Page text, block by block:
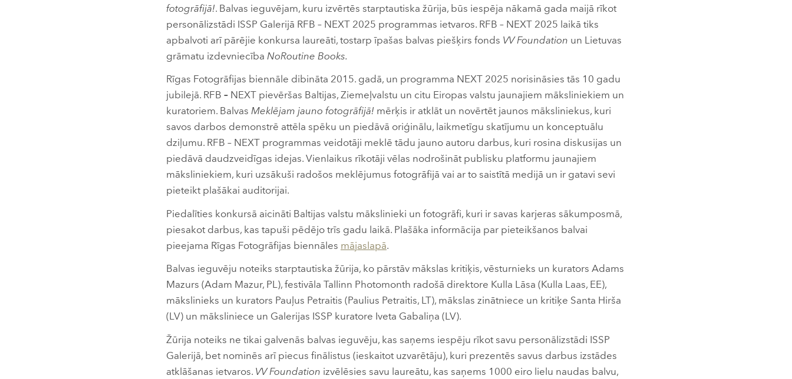
fotogrāfijā!. Balvas ieguvējam, kuru izvērtēs starptautiska žūrija, būs iespēja nākamā gada maijā rīkot
personālizstādi ISSP Galerijā RFB – NEXT 2025 programmas ietvaros. RFB – NEXT 2025 laikā tiks
apbalvoti arī pārējie konkursa laureāti, tostarp īpašas balvas piešķirs fonds VV Foundation un Lietuvas
grāmatu izdevniecība NoRoutine Books.
Rīgas Fotogrāfijas biennāle dibināta 2015. gadā, un programma NEXT 2025 norisināsies tās 10 gadu
jubilejā. RFB – NEXT pievēršas Baltijas, Ziemeļvalstu un citu Eiropas valstu jaunajiem māksliniekiem un
kuratoriem. Balvas Meklējam jauno fotogrāfijā! mērķis ir atklāt un novērtēt jaunos māksliniekus, kuri
savos darbos demonstrē attēla spēku un piedāvā oriģinālu, laikmetīgu skatījumu un konceptuālu
dziļumu. RFB – NEXT programmas veidotāji meklē tādu jauno autoru darbus, kuri rosina diskusijas un
piedāvā daudzveidīgas idejas. Vienlaikus rīkotāji vēlas nodrošināt publisku platformu jaunajiem
māksliniekiem, kuri uzsākuši radošos meklējumus fotogrāfijā vai ar to saistītā medijā un ir gatavi sevi
pieteikt plašākai auditorijai.
Piedalīties konkursā aicināti Baltijas valstu mākslinieki un fotogrāfi, kuri ir savas karjeras sākumposmā,
piesakot darbus, kas tapuši pēdējo trīs gadu laikā. Plašāka informācija par pieteikšanos balvai
pieejama Rīgas Fotogrāfijas biennāles mājaslapā.
Balvas ieguvēju noteiks starptautiska žūrija, ko pārstāv mākslas kritiķis, vēsturnieks un kurators Adams
Mazurs (Adam Mazur, PL), festivāla Tallinn Photomonth radošā direktore Kulla Lāsa (Kulla Laas, EE),
mākslinieks un kurators Pauļus Petraitis (Paulius Petraitis, LT), mākslas zinātniece un kritiķe Santa Hirša
(LV) un māksliniece un Galerijas ISSP kuratore Iveta Gabaliņa (LV).
Žūrija noteiks ne tikai galvenās balvas ieguvēju, kas saņems iespēju rīkot savu personālizstādi ISSP
Galerijā, bet nominēs arī piecus finālistus (ieskaitot uzvarētāju), kuri prezentēs savus darbus izstādes
atklāšanas ietvaros. VV Foundation izvēlēsies savu laureātu, kas saņems 1000 eiro lielu naudas balvu,